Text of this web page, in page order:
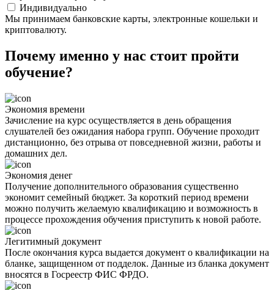
Индивидуально
Мы принимаем банковские карты, электронные кошельки и
криптовалюту.
Почему именно у нас стоит пройти
обучение?
Экономия времени
Зачисление на курс осуществляется в день обращения
слушателей без ожидания набора групп. Обучение проходит
дистанционно, без отрыва от повседневной жизни, работы и
домашних дел.
Экономия денег
Получение дополнительного образования существенно
экономит семейный бюджет. За короткий период времени
можно получить желаемую квалификацию и возможность в
процессе прохождения обучения приступить к новой работе.
Легитимный документ
После окончания курса выдается документ о квалификации на
бланке, защищенном от подделок. Данные из бланка документ
вносятся в Госреестр ФИС ФРДО.